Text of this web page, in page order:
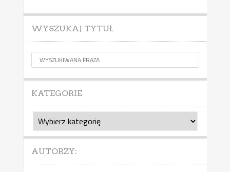
WYSZUKAJ TYTUŁ
KATEGORIE
Kategorie
AUTORZY: